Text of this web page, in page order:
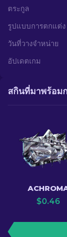
ตระกูล
รูปแบบการตกแต่ง
วันที่วางจำหน่าย
อัปเดตเกม
สกินที่มาพร้อม
$0.46